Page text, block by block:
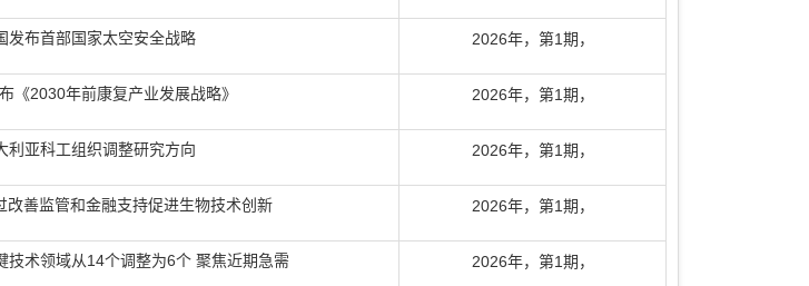
发布首部国家太空安全战略 2026年， 第1期 ，
《2030年前康复产业发展战略》 2026年， 第1期 ，
利亚科工组织调整研究方向 2026年， 第1期 ，
改善监管和金融支持促进生物技术创新 2026年， 第1期 ，
技术领域从14个调整为6个 聚焦近期急需 2026年， 第1期 ，